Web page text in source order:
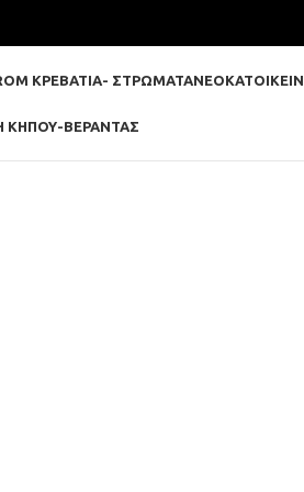
ΚΡΕΒΑΤΙΑ- ΣΤΡΩΜΑΤΑΝΕΟΚΑΤΟΙΚΕΙΝ
ΚΉΠΟΥ-ΒΕΡΆΝΤΑΣ